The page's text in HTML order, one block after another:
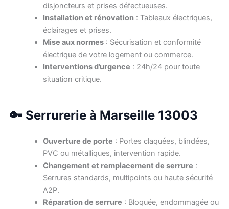
disjoncteurs et prises défectueuses.
Installation et rénovation: Tableaux électriques,
éclairages et prises.
Mise aux normes: Sécurisation et conformité
électrique de votre logement ou commerce.
Interventions d’urgence : 24h/24 pour toute
situation critique.
🔑 Serrurerie à Marseille 13003
Ouverture de porte : Portes claquées, blindées,
PVC ou métalliques, intervention rapide.
Changement et remplacement de serrure :
Serrures standards, multipoints ou haute sécurité
A2P.
Réparation de serrure : Bloquée, endommagée ou